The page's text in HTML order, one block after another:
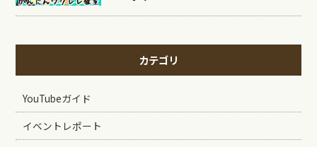
カテゴリ
YouTubeガイド
イベントレポート